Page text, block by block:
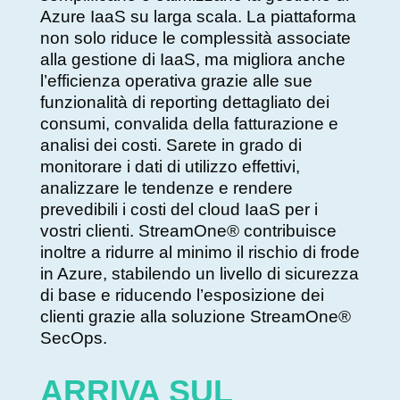
Azure IaaS su larga scala. La piattaforma
non solo riduce le complessità associate
alla gestione di IaaS, ma migliora anche
l’efficienza operativa grazie alle sue
funzionalità di reporting dettagliato dei
consumi, convalida della fatturazione e
analisi dei costi. Sarete in grado di
monitorare i dati di utilizzo effettivi,
analizzare le tendenze e rendere
prevedibili i costi del cloud IaaS per i
vostri clienti. StreamOne® contribuisce
inoltre a ridurre al minimo il rischio di frode
in Azure, stabilendo un livello di sicurezza
di base e riducendo l’esposizione dei
clienti grazie alla soluzione StreamOne®
SecOps.
ARRIVA SUL